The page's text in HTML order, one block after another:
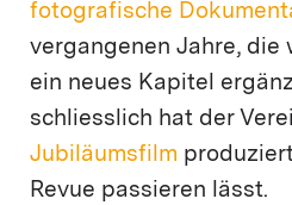
fotografische
vergangenen Jahre, die
ein neues Kapitel
schliesslich hat der
Jubiläumsfilm
Revue passieren lässt.